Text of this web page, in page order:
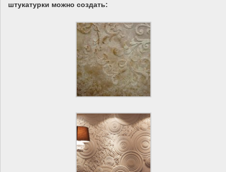
штукатурки можно создать: